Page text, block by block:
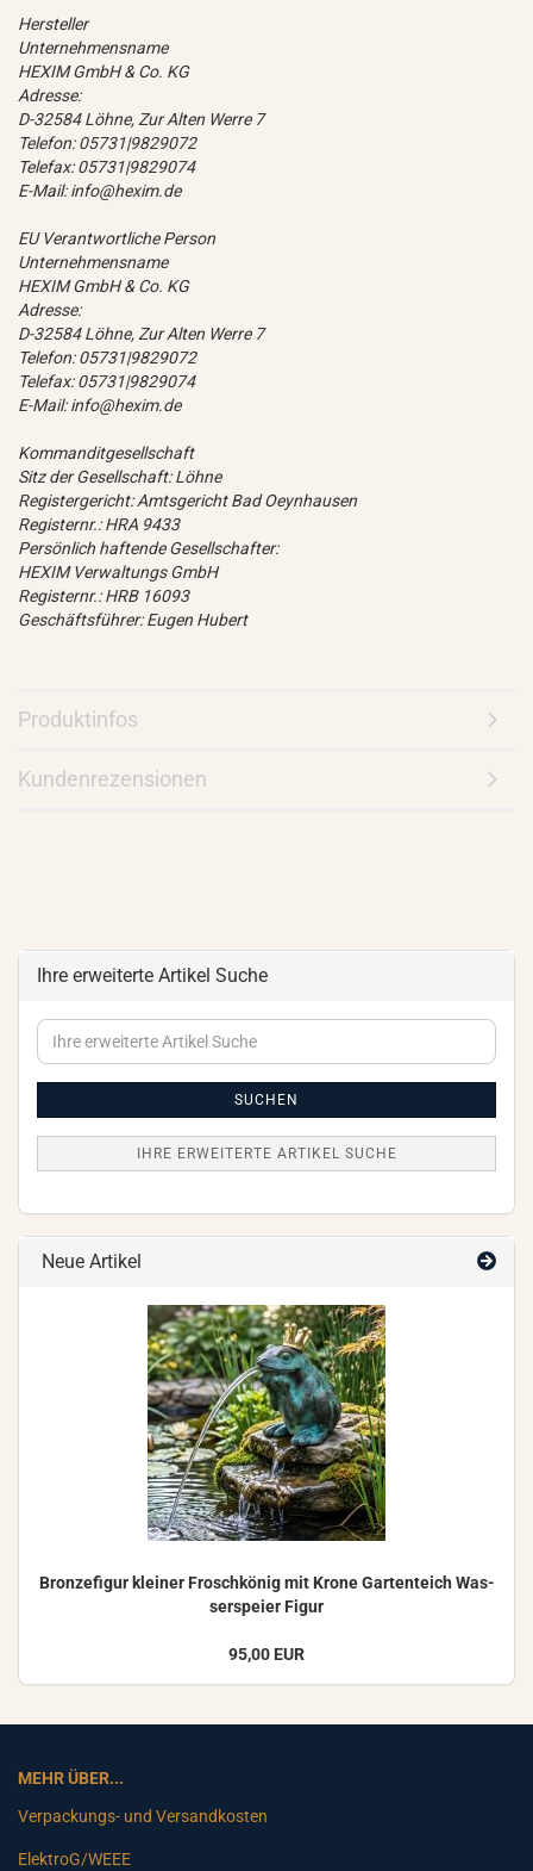
Hersteller
Unternehmensname
HEXIM GmbH & Co. KG
Adresse:
D-32584 Löhne, Zur Alten Werre 7
Telefon: 05731|9829072
Telefax: 05731|9829074
E-Mail: info@hexim.de
EU Verantwortliche Person
Unternehmensname
HEXIM GmbH & Co. KG
Adresse:
D-32584 Löhne, Zur Alten Werre 7
Telefon: 05731|9829072
Telefax: 05731|9829074
E-Mail: info@hexim.de
Kommanditgesellschaft
Sitz der Gesellschaft: Löhne
Registergericht: Amtsgericht Bad Oeynhausen
Registernr.: HRA 9433
Persönlich haftende Gesellschafter:
HEXIM Verwaltungs GmbH
Registernr.: HRB 16093
Geschäftsführer: Eugen Hubert
Produktinfos
Kundenrezensionen
Ihre erweiterte Artikel Suche
Ihre
erweiterte
SUCHEN
IHRE ERWEITERTE ARTIKEL SUCHE
Neue Artikel
Bron­ze­fi­gur klei­ner Frosch­kö­nig mit Krone Gar­ten­teich Was­
ser­spei­er Figur
95,00 EUR
MEHR ÜBER...
Verpackungs- und Versandkosten
ElektroG/WEEE